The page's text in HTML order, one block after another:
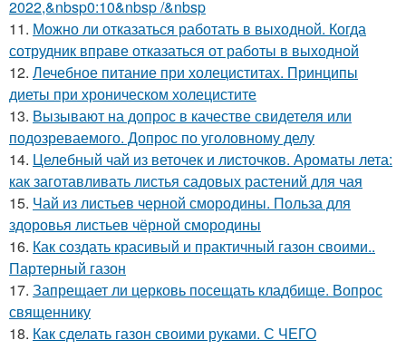
2022,&nbsp0:10&nbsp /&nbsp
11. Можно ли отказаться работать в выходной. Когда
сотрудник вправе отказаться от работы в выходной
12. Лечебное питание при холециститах. Принципы
диеты при хроническом холецистите
13. Вызывают на допрос в качестве свидетеля или
подозреваемого. Допрос по уголовному делу
14. Целебный чай из веточек и листочков. Ароматы лета:
как заготавливать листья садовых растений для чая
15. Чай из листьев черной смородины. Польза для
здоровья листьев чёрной смородины
16. Как создать красивый и практичный газон своими..
Партерный газон
17. Запрещает ли церковь посещать кладбище. Вопрос
священнику
18. Как сделать газон своими руками. С ЧЕГО